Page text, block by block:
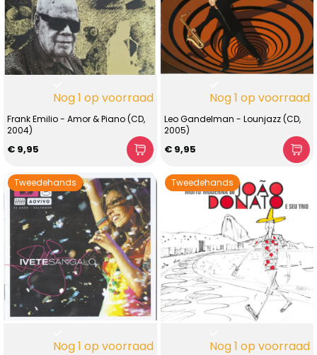
Nog 1 op voorraad
Frank Emilio - Amor & Piano (CD,
2004)
€ 9,95
Nog 1 op voorraad
Leo Gandelman - Lounjazz (CD,
2005)
€ 9,95
Tweedehands
Nog 1 op voorraad
Tweedehands
Nog 1 op voorraad